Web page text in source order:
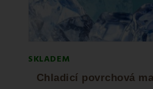
SKLADEM
Chladicí povrchová